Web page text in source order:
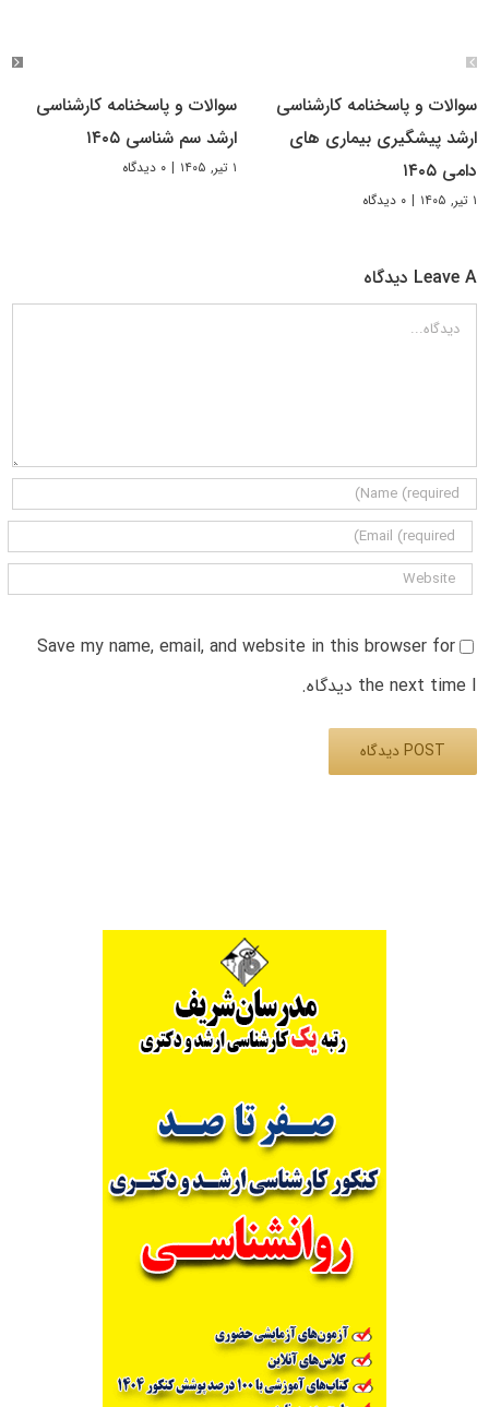
سوالات و پاسخنامه کارشناسی
ارشد پیشگیری بیماری های
دامی ۱۴۰۵
۱ تیر, ۱۴۰۵ | ۰ دیدگاه
سوالات و پاسخنامه کارشناسی
ارشد سم شناسی ۱۴۰۵
۱ تیر, ۱۴۰۵ | ۰ دیدگاه
Leave A دیدگاه
دیدگاه
Save my name, email, and website in this browser for
the next time I دیدگاه.